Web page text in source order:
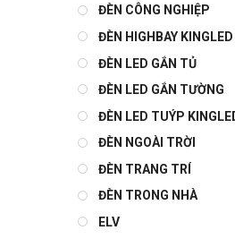
ĐÈN CÔNG NGHIỆP
ĐÈN HIGHBAY KINGLED
ĐÈN LED GẮN TỦ
ĐÈN LED GẮN TƯỜNG
ĐÈN LED TUÝP
ĐÈN NGOÀI TRỜI
ĐÈN TRANG TRÍ
ĐÈN TRONG NHÀ
ELV